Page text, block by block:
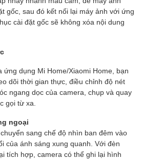
gốc, sau đó kết nối lại máy ảnh với ứng
cài đặt gốc sẽ không xóa nội dung
ứng dụng Mi Home/Xiaomi Home, bạn
dõi thời gian thực, điều chỉnh độ nét
ngang dọc của camera, chụp và quay
gọi từ xa.
ngoại
sang chế độ nhìn ban đêm vào
của ánh sáng xung quanh. Với đèn
tích hợp, camera có thể ghi lại hình